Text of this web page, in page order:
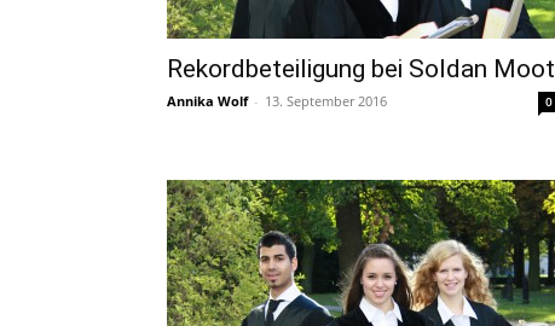
Rekordbeteiligung bei Soldan Moot
Annika Wolf - 13. September 2016 0